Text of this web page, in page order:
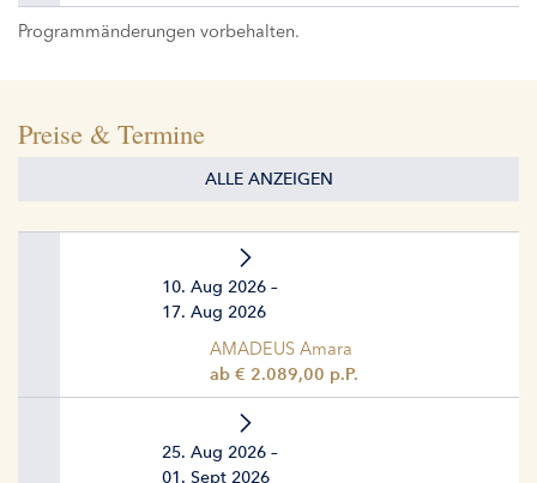
Programmänderungen vorbehalten.
Preise & Termine
ALLE ANZEIGEN
10. Aug 2026 –
17. Aug 2026
AMADEUS Amara
ab € 2.089,00 p.P.
25. Aug 2026 –
01. Sept 2026